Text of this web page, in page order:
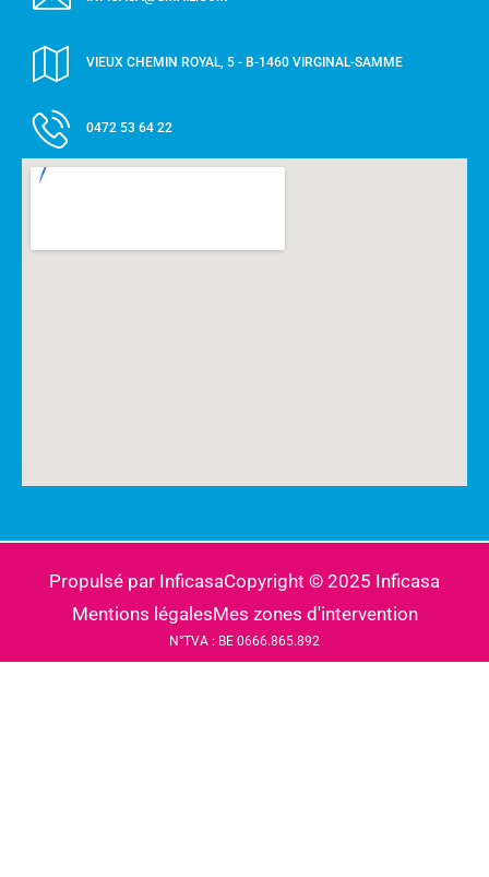
VIEUX CHEMIN ROYAL, 5 - B-1460 VIRGINAL-SAMME
0472 53 64 22
Propulsé par InficasaCopyright © 2025 Inficasa
Mentions légalesMes zones d'intervention
N°TVA : BE 0666.865.892